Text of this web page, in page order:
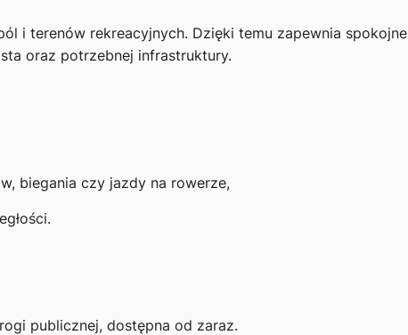
i terenów rekreacyjnych. Dzięki temu zapewnia spokojne
oraz potrzebnej infrastruktury.
biegania czy jazdy na rowerze,
publicznej, dostępna od zaraz.